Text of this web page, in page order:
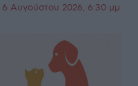
6 Αυγούστου 2026, 6:30 μμ